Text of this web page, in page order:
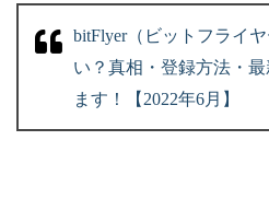
bitFlyer（ビットフライ
い？真相・登録方法・
ます！【2022年6月】